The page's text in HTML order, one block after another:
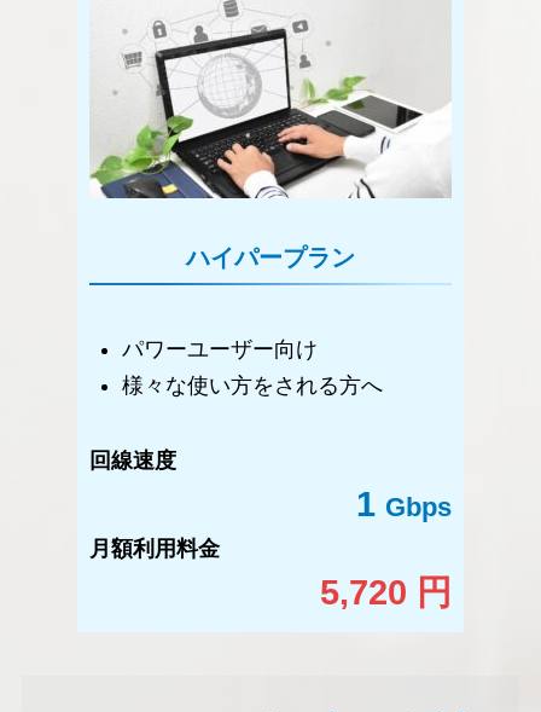
ハイパープラン
パワーユーザー向け
様々な使い方をされる方へ
回線速度
1 Gbps
月額利用料金
5,720 円